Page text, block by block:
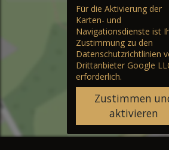
Für die Aktivierung der
Karten- und
Navigationsdienste ist
Zustimmung zu den
Datenschutzrichtlinien
Drittanbieter Google
erforderlich.
Zustimmen
aktivieren